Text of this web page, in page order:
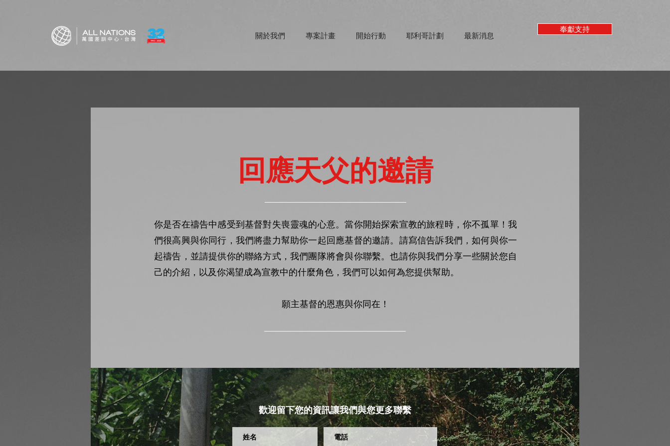
關於我們 專案計畫 開始行動 耶利哥計劃 最新消息
奉獻支持
​回應天父的邀請
你是否在禱告中感受到基督對失喪靈魂的心意。當你開始探索宣教的旅程時，你不孤單！我
們很高興與你同行，我們將盡力幫助你一起回應基督的邀請。請寫信告訴我們，如何與你一
起禱告，並請提供你的聯絡方式，我們團隊將會與你聯繫。也請你與我們分享一些關於您自
己的介紹，以及你渴望成為宣教中的什麼角色，我們可以如何為您提供幫助。
願主基督的恩惠與你同在！
歡迎留下您的資訊讓我們與您更多聯繫